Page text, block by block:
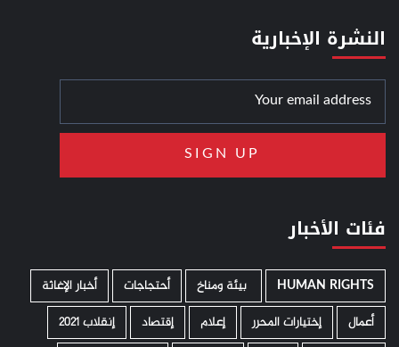
النشرة الإخبارية
فئات الأخبار
HUMAN RIGHTS ­ بيئة ومناخ أحتجاجات
أخبار الإغاثة
أعمال
إختيارات المحرر إعلام إقتصاد
إنقلاب 2021